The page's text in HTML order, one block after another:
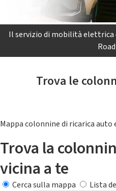
Il servizio di mobilità elettrica
Trova le
Mappa colonnine di ricarica
Trova la
vicina a te
Cerca sulla mappa
Lista